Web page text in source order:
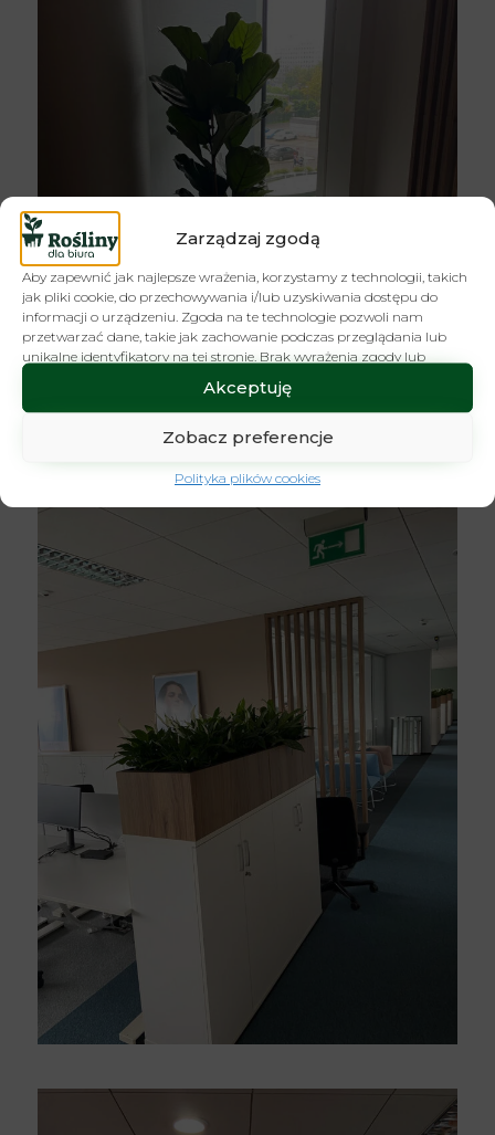
Zarządzaj zgodą
Aby zapewnić jak najlepsze wrażenia, korzystamy z technologii, takich
jak pliki cookie, do przechowywania i/lub uzyskiwania dostępu do
informacji o urządzeniu. Zgoda na te technologie pozwoli nam
przetwarzać dane, takie jak zachowanie podczas przeglądania lub
unikalne identyfikatory na tej stronie. Brak wyrażenia zgody lub
wycofanie zgody może niekorzystnie wpłynąć na niektóre cechy i
Akceptuję
Zobacz preferencje
Polityka plików cookies